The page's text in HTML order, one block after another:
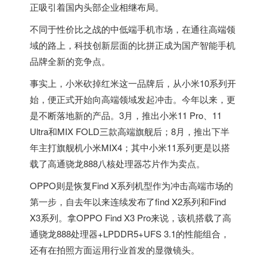
正吸引着国内头部企业相继布局。
不同于性价比之战的中低端手机市场，在通往高端领
域的路上，科技创新层面的比拼正成为国产智能手机
品牌全新的竞争点。
事实上，小米砍掉红米这一品牌后，从小米10系列开
始，便正式开始向高端领域发起冲击。今年以来，更
是不断落地新的产品。3月，推出小米11 Pro、11
Ultra和MIX FOLD三款高端旗舰后；8月，推出下半
年主打旗舰机小米MIX4；其中小米11系列更是以搭
载了高通骁龙888八核处理器芯片作为卖点。
OPPO则是恢复Find X系列机型作为冲击高端市场的
第一步，自去年以来连续发布了find X2系列和Find
X3系列。拿OPPO Find X3 Pro来说，该机搭载了高
通骁龙888处理器+LPDDR5+UFS 3.1的性能组合，
还有在拍照方面运用行业首发的显微镜头。